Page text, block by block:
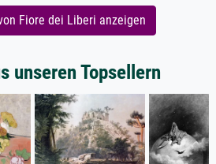
Fiore dei Liberi anzeigen
unseren Topsellern